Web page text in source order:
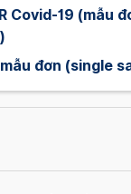
Covid-19 (mẫu
đơn (single